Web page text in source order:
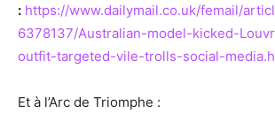
: https://www.dailymail.co.uk/femail/
6378137/Australian-model-kicked-
outfit-targeted-vile-trolls-social-
Et à l’Arc de Triomphe :